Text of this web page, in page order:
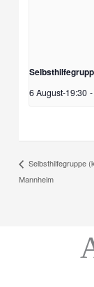
6 August-19:30 -
Selbsthilfegruppe
Mannheim